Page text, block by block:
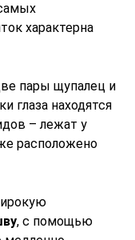
характерна
пары щупалец и
глаза находятся
– лежат у
расположено
, с помощью